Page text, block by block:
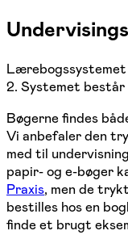
Lærebogssystemet
2. Systemet
Bøgerne findes
Vi anbefaler den
med til
papir- og e-bøger
Praxis, men de
bestilles hos en
finde et brugt